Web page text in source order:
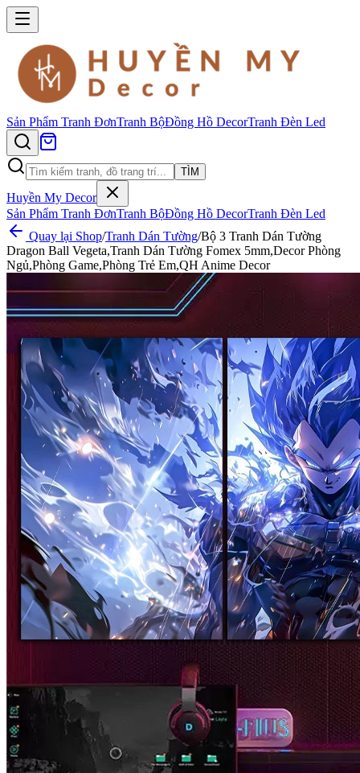
Sản Phẩm Tranh ĐơnTranh BộĐồng Hồ DecorTranh Đèn Led
TÌM
Huyền My Decor
Sản Phẩm Tranh ĐơnTranh BộĐồng Hồ DecorTranh Đèn Led
Quay lại Shop/Tranh Dán Tường/Bộ 3 Tranh Dán Tường
Dragon Ball Vegeta,Tranh Dán Tường Fomex 5mm,Decor Phòng
Ngủ,Phòng Game,Phòng Trẻ Em,QH Anime Decor